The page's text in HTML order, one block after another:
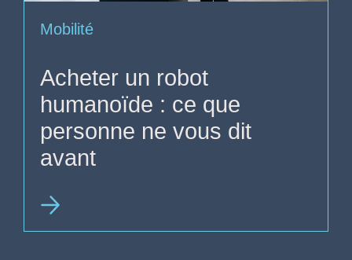
Mobilité
Acheter un robot
humanoïde : ce que
personne ne vous dit
avant